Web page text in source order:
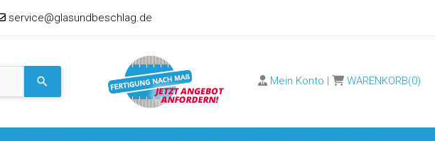
service@glasundbeschlag.de
Mein Konto | WARENKORB(0)